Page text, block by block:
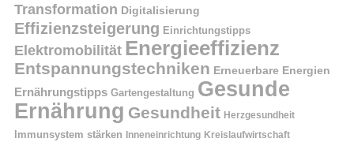
Transformation Digitalisierung
Effizienzsteigerung Einrichtungstipps
Elektromobilität Energieeffizienz
Entspannungstechniken Erneuerbare Energien
Ernährungstipps Gartengestaltung Gesunde
Ernährung Gesundheit Herzgesundheit
Immunsystem stärken Inneneinrichtung Kreislaufwirtschaft